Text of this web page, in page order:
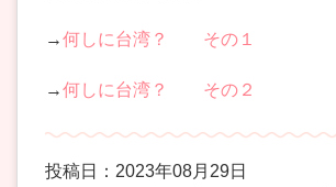
→何しに台湾？ その１
→何しに台湾？ その２
投稿日：2023年08月29日